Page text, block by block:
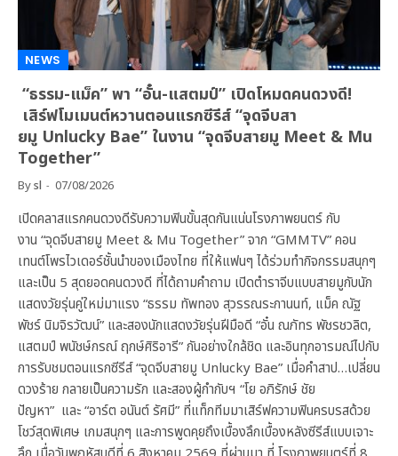
NEWS
“ธรรม-แม็ค” พา “อั๋น-แสตมป์” เปิดโหมดคนดวงดี!
เสิร์ฟโมเมนต์หวานตอนแรกซีรีส์ “จุดจีบสา
ยมู Unlucky Bae” ในงาน “จุดจีบสายมู Meet & Mu
Together”
Bysl 07/08/2026
เปิดคลาสแรกคนดวงดีรับความฟินขั้นสุดกันแน่นโรงภาพยนตร์ กับ
งาน “จุดจีบสายมู Meet & Mu Together” จาก “GMMTV” คอน
เทนต์โพรไวเดอร์ชั้นนำของเมืองไทย ที่ให้แฟนๆ ได้ร่วมทำกิจกรรมสนุกๆ
และเป็น 5 สุดยอดคนดวงดี ที่ได้ถามคำถาม เปิดตำราจีบแบบสายมูกับนัก
แสดงวัยรุ่นคู่ใหม่มาแรง “ธรรม ทัพทอง สุวรรณระกานนท์, แม็ค ณัฐ
พัชร์ นิมจิรวัฒน์” และสองนักแสดงวัยรุ่นฝีมือดี “อั๋น ณภัทร พัชรชวลิต,
แสตมป์ พนัชษ์กรณ์ ฤกษ์ศิริอารี” กันอย่างใกล้ชิด และอินทุกอารมณ์ไปกับ
การรับชมตอนแรกซีรีส์ “จุดจีบสายมู Unlucky Bae” เมื่อคำสาป…เปลี่ยน
ดวงร้าย กลายเป็นความรัก และสองผู้กำกับฯ “โย อภิรักษ์ ชัย
ปัญหา” และ “อาร์ต อนันต์ รัศมี” ที่แท็กทีมมาเสิร์ฟความฟินครบรสด้วย
โชว์สุดพิเศษ เกมสนุกๆ และการพูดคุยถึงเบื้องลึกเบื้องหลังซีรีส์แบบเจาะ